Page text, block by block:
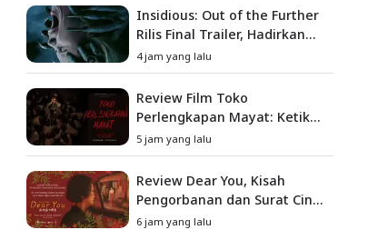
Insidious: Out of the Further
Rilis Final Trailer, Hadirkan
Teror Baru, Iblis Kini Masuk
ke Dunia Manusia
4 jam yang lalu
Review Film Toko
Perlengkapan Mayat: Ketika
Kutukan Keluarga Menjadi
Sumber Teror yang
Sesungguhnya
5 jam yang lalu
Review Dear You, Kisah
Pengorbanan dan Surat Cinta
yang Menyentuh Hati
6 jam yang lalu